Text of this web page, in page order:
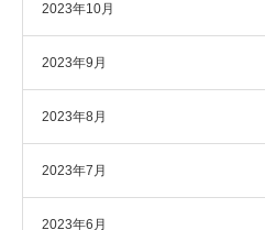
2023年10月
2023年9月
2023年8月
2023年7月
2023年6月